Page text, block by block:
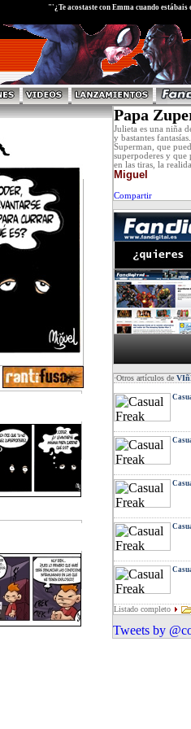
"'¿Te acostaste con Emma cuando
Papa
Julieta es una niña
y bastantes
Superman, que
superpoderes y que
en las tiras, la
Miguel
Compartir
·Otros artículos de
Listado completo
Tweets by